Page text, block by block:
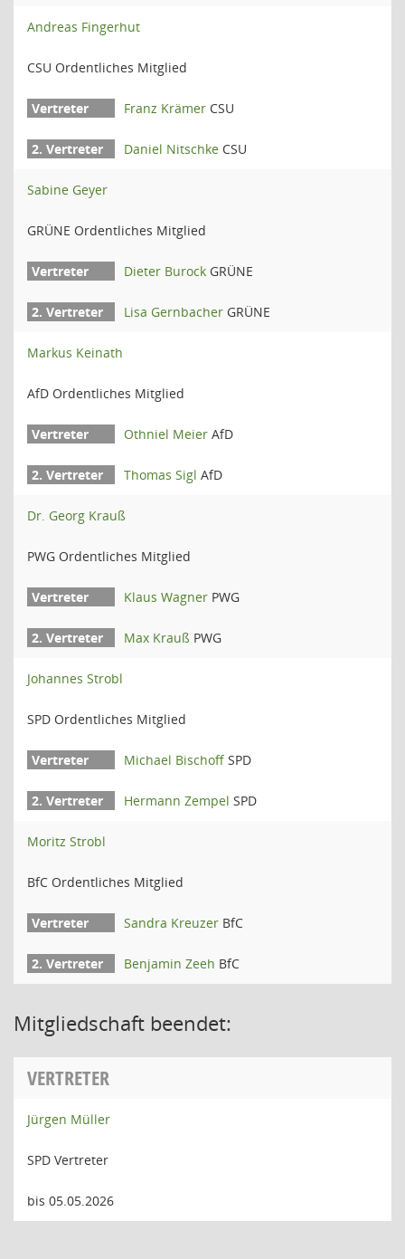
Andreas Fingerhut
CSU Ordentliches Mitglied
Franz Krämer CSU
Daniel Nitschke CSU
Sabine Geyer
GRÜNE Ordentliches Mitglied
Dieter Burock GRÜNE
Lisa Gernbacher GRÜNE
Markus Keinath
AfD Ordentliches Mitglied
Othniel Meier AfD
Thomas Sigl AfD
Dr. Georg Krauß
PWG Ordentliches Mitglied
Klaus Wagner PWG
Max Krauß PWG
Johannes Strobl
SPD Ordentliches Mitglied
Michael Bischoff SPD
Hermann Zempel SPD
Moritz Strobl
BfC Ordentliches Mitglied
Sandra Kreuzer BfC
Benjamin Zeeh BfC
Mitgliedschaft beendet:
VERTRETER
Jürgen Müller
SPD Vertreter
bis 05.05.2026